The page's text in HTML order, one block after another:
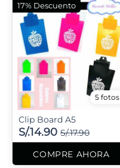
5 fotos
Clip Board A5
S/.14.90 S/.17.90
COMPRE AHORA
17% Descuento